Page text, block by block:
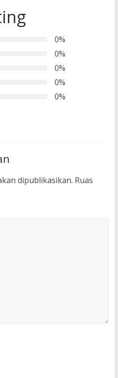
0%
0%
0%
0%
0%
dipublikasikan. Ruas